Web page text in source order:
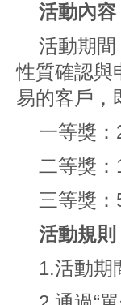
活動內容
活動期
性質確認與
易的客戶，
一等獎
二等獎
三等獎
活動規則
1.活動期